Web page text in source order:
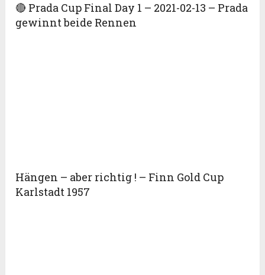
🔴 Prada Cup Final Day 1 – 2021-02-13 – Prada
gewinnt beide Rennen
Hängen – aber richtig ! – Finn Gold Cup
Karlstadt 1957